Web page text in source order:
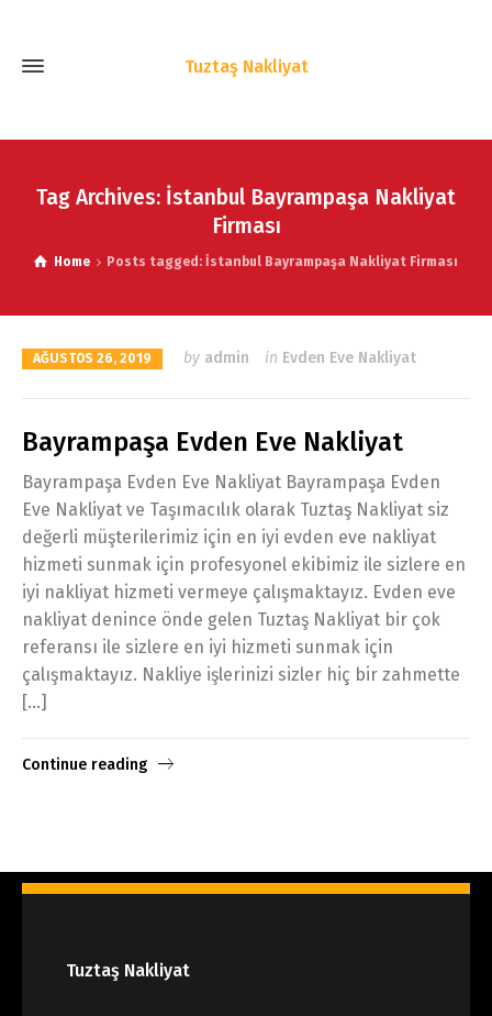
Tuztaş Nakliyat
Tag Archives: İstanbul Bayrampaşa Nakliyat
Firması
Home Posts tagged: İstanbul Bayrampaşa Nakliyat Firması
AĞUSTOS 26, 2019 by admin in Evden Eve Nakliyat
Bayrampaşa Evden Eve Nakliyat
Bayrampaşa Evden Eve Nakliyat Bayrampaşa Evden
Eve Nakliyat ve Taşımacılık olarak Tuztaş Nakliyat siz
değerli müşterilerimiz için en iyi evden eve nakliyat
hizmeti sunmak için profesyonel ekibimiz ile sizlere en
iyi nakliyat hizmeti vermeye çalışmaktayız. Evden eve
nakliyat denince önde gelen Tuztaş Nakliyat bir çok
referansı ile sizlere en iyi hizmeti sunmak için
çalışmaktayız. Nakliye işlerinizi sizler hiç bir zahmette
[…]
Continue reading
Tuztaş Nakliyat